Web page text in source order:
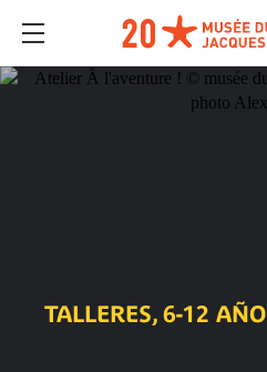
TALLERES, 6-12